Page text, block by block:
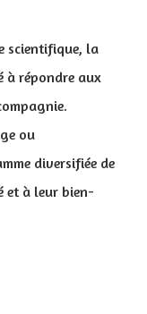
scientifique, la
à répondre aux
ou
diversifiée de
et à leur bien-